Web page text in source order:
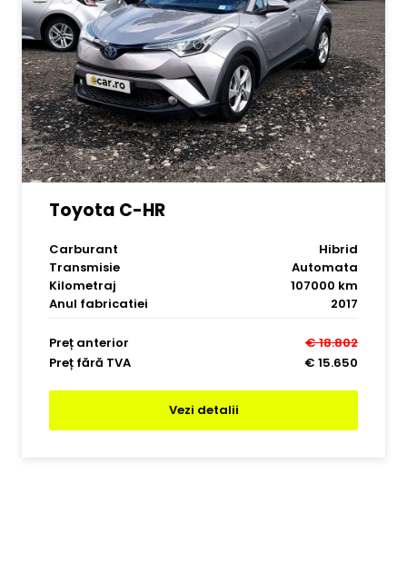
Toyota C-HR
Carburant
Hibrid
Transmisie
Automata
Kilometraj
107000 km
Anul fabricatiei
2017
Preț anterior
€ 18.802
Preț fără TVA
€ 15.650
Vezi detalii